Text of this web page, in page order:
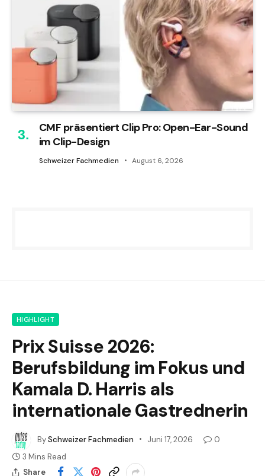
CMF präsentiert Clip Pro: Open-Ear-Sound
im Clip-Design
Schweizer Fachmedien August 6, 2026
HIGHLIGHT
Prix Suisse 2026:
Berufsbildung im Fokus und
Kamala D. Harris als
internationale Gastrednerin
BySchweizer Fachmedien Juni 17, 2026
0
3 Mins Read
Share